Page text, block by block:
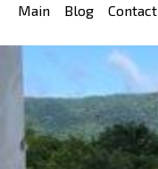
Main Blog Contact